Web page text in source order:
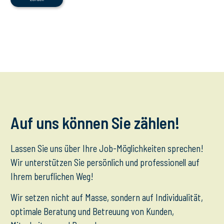
Auf uns können Sie zählen!
Lassen Sie uns über Ihre Job-Möglichkeiten sprechen!
Wir unterstützen Sie persönlich und professionell auf
Ihrem beruflichen Weg!
Wir setzen nicht auf Masse, sondern auf Individualität,
optimale Beratung und Betreuung von Kunden,